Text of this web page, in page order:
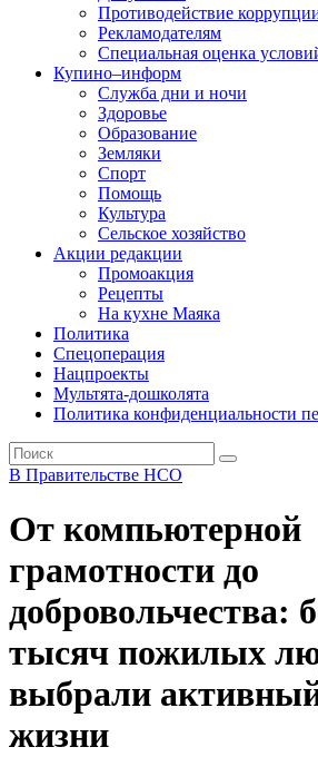
Противодействие
Рекламодателям
Специальная оценка
Купино–информ
Служба дни и ночи
Здоровье
Образование
Земляки
Спорт
Помощь
Культура
Сельское хозяйство
Акции редакции
Промоакция
Рецепты
На кухне Маяка
Политика
Спецоперация
Нацпроекты
Мультята-дошколята
Политика конфиденциальности
В Правительстве НСО
От компьютерной
грамотности до
добровольчества:
тысяч пожилых
выбрали
жизни